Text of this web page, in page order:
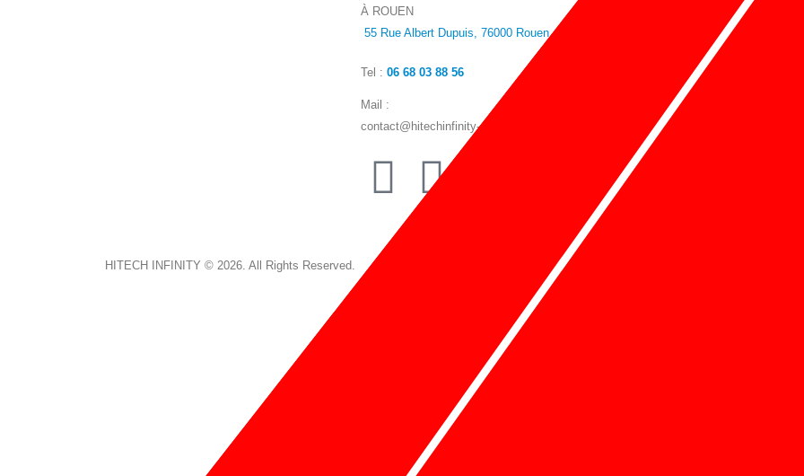
À ROUEN
55 Rue Albert Dupuis, 76000 Rouen
Tel : 06 68 03 88 56
Mail :
contact@hitechinfinity-store.com
HITECH INFINITY © 2026. All Rights Reserved.